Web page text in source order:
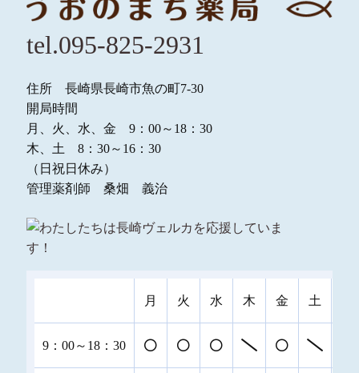
tel.095-825-2931
住所 長崎県長崎市魚の町7-30
開局時間
月、火、水、金 9：00～18：30
木、土 8：30～16：30
（日祝日休み）
管理薬剤師 桑畑 義治
月 火 水 木 金 土
9：00～18：30